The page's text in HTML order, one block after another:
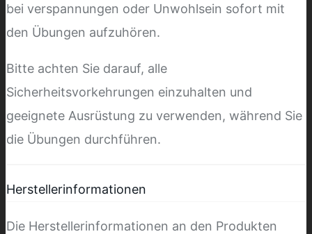
bei verspannungen oder Unwohlsein sofort mit
den Übungen aufzuhören.
Bitte achten Sie darauf, alle
Sicherheitsvorkehrungen einzuhalten und
geeignete Ausrüstung zu verwenden, während Sie
die Übungen durchführen.
Herstellerinformationen
Die Herstellerinformationen an den Produkten